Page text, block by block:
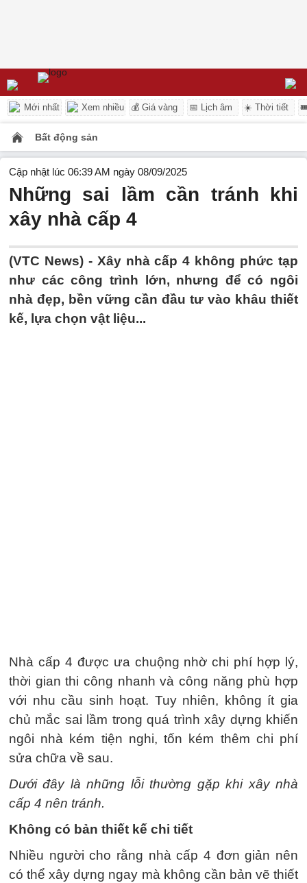
Mới nhất Xem nhiều 💰 Giá vàng 📅 Lịch âm ☀️ Thời tiết
Bất động sản
Cập nhật lúc 06:39 AM ngày 08/09/2025
Những sai lầm cần tránh khi
xây nhà cấp 4
(VTC News) - Xây nhà cấp 4 không phức tạp
như các công trình lớn, nhưng để có ngôi
nhà đẹp, bền vững cần đầu tư vào khâu thiết
kế, lựa chọn vật liệu...
Nhà cấp 4 được ưa chuộng nhờ chi phí hợp lý,
thời gian thi công nhanh và công năng phù hợp
với nhu cầu sinh hoạt. Tuy nhiên, không ít gia
chủ mắc sai lầm trong quá trình xây dựng khiến
ngôi nhà kém tiện nghi, tốn kém thêm chi phí
sửa chữa về sau.
Dưới đây là những lỗi thường gặp khi xây nhà
cấp 4 nên tránh.
Không có bản thiết kế chi tiết
Nhiều người cho rằng nhà cấp 4 đơn giản nên
có thể xây dựng ngay mà không cần bản vẽ thiết